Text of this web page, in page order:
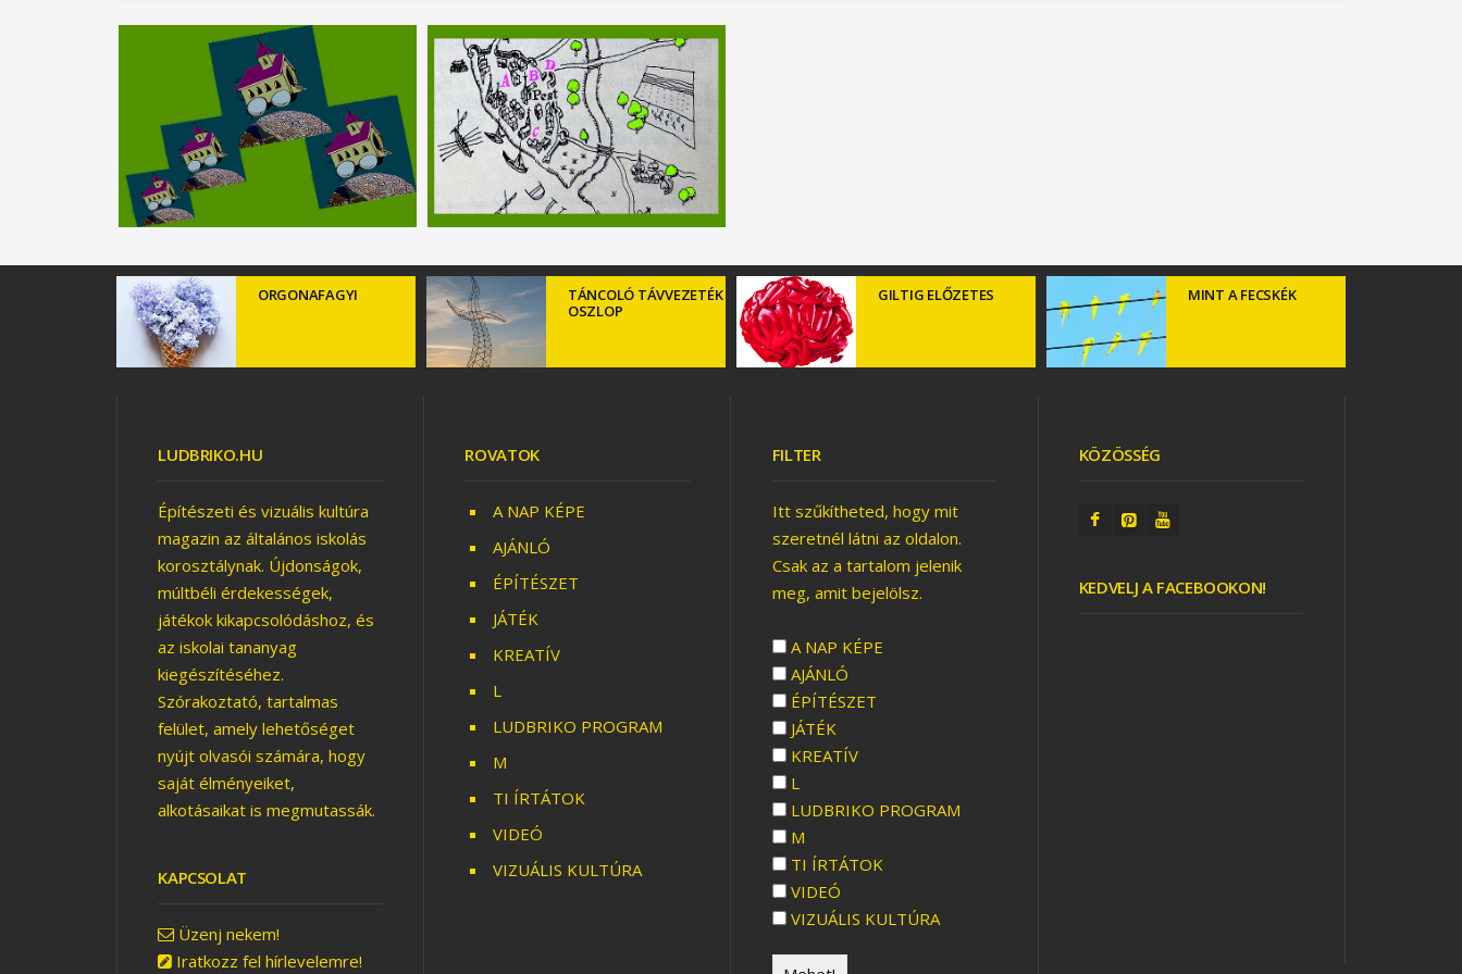
TEMPLOM-
TOLOGATÓS
PEST
GYEREKKORÁBAN
ORGONAFAGYI
TÁNCOLÓ TÁVVEZETÉK
OSZLOP
GILTIG ELŐZETES MINT A FECSKÉK
LUDBRIKO.HU
Építészeti és vizuális kultúra
magazin az általános iskolás
korosztálynak. Újdonságok,
múltbéli érdekességek,
játékok kikapcsolódáshoz, és
az iskolai tananyag
kiegészítéséhez.
Szórakoztató, tartalmas
felület, amely lehetőséget
nyújt olvasói számára, hogy
saját élményeiket,
alkotásaikat is megmutassák.
KAPCSOLAT
Üzenj nekem!
Iratkozz fel hírlevelemre!
ROVATOK
A NAP KÉPE
AJÁNLÓ
ÉPÍTÉSZET
JÁTÉK
KREATÍV
L
LUDBRIKO PROGRAM
M
TI ÍRTÁTOK
VIDEÓ
VIZUÁLIS KULTÚRA
FILTER
Itt szűkítheted, hogy mit
szeretnél látni az oldalon.
Csak az a tartalom jelenik
meg, amit bejelölsz.
A NAP KÉPE
AJÁNLÓ
ÉPÍTÉSZET
JÁTÉK
KREATÍV
L
LUDBRIKO PROGRAM
M
TI ÍRTÁTOK
VIDEÓ
VIZUÁLIS KULTÚRA
KÖZÖSSÉG
KEDVELJ A FACEBOOKON!